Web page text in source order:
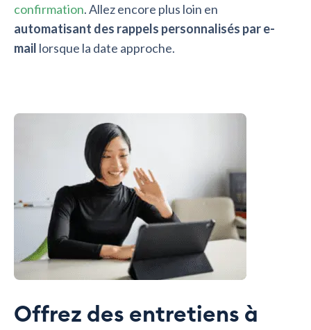
confirmation. Allez encore plus loin en
automatisant des rappels personnalisés par e-
mail lorsque la date approche.
Offrez des entretiens à